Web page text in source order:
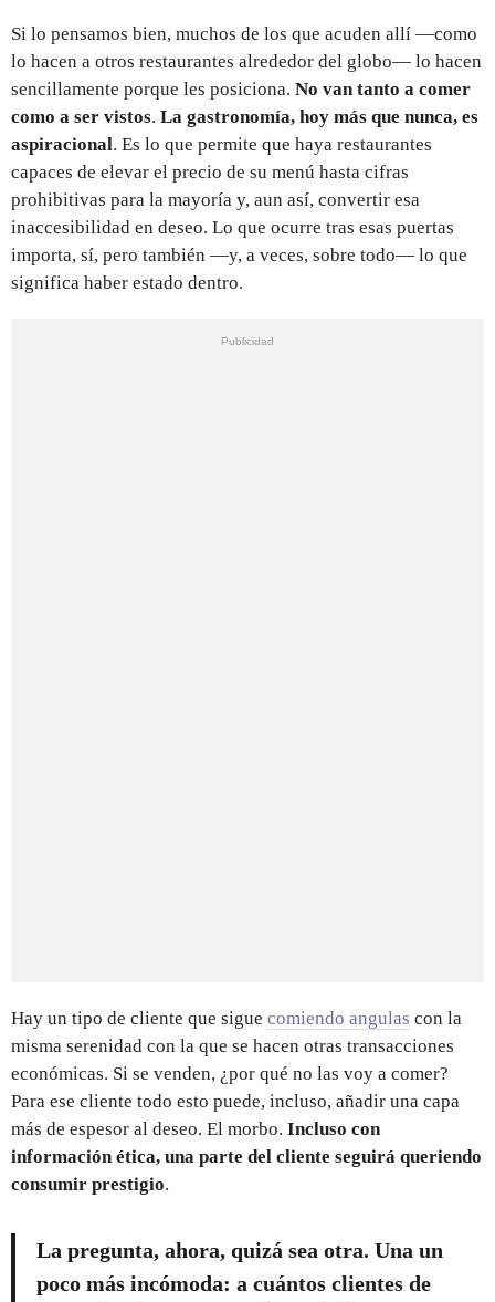
Si lo pensamos bien, muchos de los que acuden allí —como
lo hacen a otros restaurantes alrededor del globo— lo hacen
sencillamente porque les posiciona. No van tanto a comer
como a ser vistos. La gastronomía, hoy más que nunca, es
aspiracional. Es lo que permite que haya restaurantes
capaces de elevar el precio de su menú hasta cifras
prohibitivas para la mayoría y, aun así, convertir esa
inaccesibilidad en deseo. Lo que ocurre tras esas puertas
importa, sí, pero también —y, a veces, sobre todo— lo que
significa haber estado dentro.
Hay un tipo de cliente que sigue comiendo angulas con la
misma serenidad con la que se hacen otras transacciones
económicas. Si se venden, ¿por qué no las voy a comer?
Para ese cliente todo esto puede, incluso, añadir una capa
más de espesor al deseo. El morbo. Incluso con
información ética, una parte del cliente seguirá queriendo
consumir prestigio.
La pregunta, ahora, quizá sea otra. Una un
poco más incómoda: a cuántos clientes de